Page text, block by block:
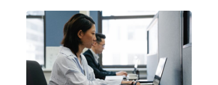
БИЗНЕСА:
КАКИЕ
3
ЗАДАЧИ
ЕМУ
МОЖНО